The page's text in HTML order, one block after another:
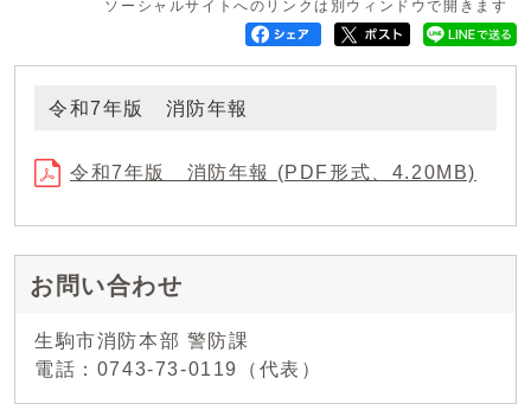
ソーシャルサイトへのリンクは別ウィンドウで開きます
令和7年版 消防年報
令和7年版 消防年報 (PDF形式、4.20MB)
お問い合わせ
生駒市消防本部 警防課
電話：0743-73-0119（代表）